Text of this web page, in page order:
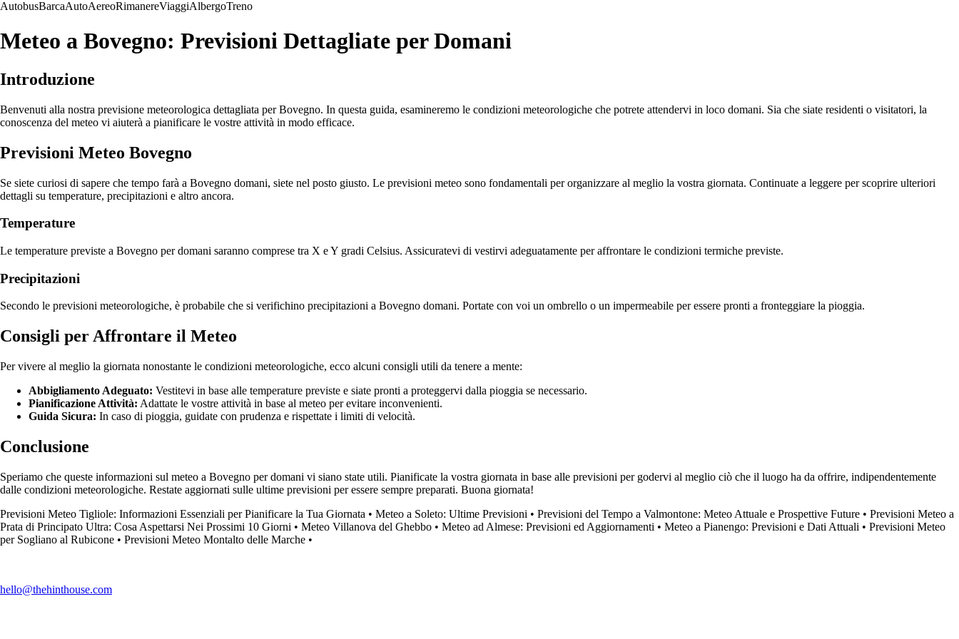
AutobusBarcaAutoAereoRimanereViaggiAlbergoTreno
Meteo a Bovegno: Previsioni Dettagliate per Domani
Introduzione
Benvenuti alla nostra previsione meteorologica dettagliata per Bovegno. In questa guida, esamineremo le condizioni meteorologiche che potrete attendervi in loco domani. Sia che siate residenti o visitatori, la
conoscenza del meteo vi aiuterà a pianificare le vostre attività in modo efficace.
Previsioni Meteo Bovegno
Se siete curiosi di sapere che tempo farà a Bovegno domani, siete nel posto giusto. Le previsioni meteo sono fondamentali per organizzare al meglio la vostra giornata. Continuate a leggere per scoprire ulteriori
dettagli su temperature, precipitazioni e altro ancora.
Temperature
Le temperature previste a Bovegno per domani saranno comprese tra X e Y gradi Celsius. Assicuratevi di vestirvi adeguatamente per affrontare le condizioni termiche previste.
Precipitazioni
Secondo le previsioni meteorologiche, è probabile che si verifichino precipitazioni a Bovegno domani. Portate con voi un ombrello o un impermeabile per essere pronti a fronteggiare la pioggia.
Consigli per Affrontare il Meteo
Per vivere al meglio la giornata nonostante le condizioni meteorologiche, ecco alcuni consigli utili da tenere a mente:
Abbigliamento Adeguato: Vestitevi in base alle temperature previste e siate pronti a proteggervi dalla pioggia se necessario.
Pianificazione Attività: Adattate le vostre attività in base al meteo per evitare inconvenienti.
Guida Sicura: In caso di pioggia, guidate con prudenza e rispettate i limiti di velocità.
Conclusione
Speriamo che queste informazioni sul meteo a Bovegno per domani vi siano state utili. Pianificate la vostra giornata in base alle previsioni per godervi al meglio ciò che il luogo ha da offrire, indipendentemente
dalle condizioni meteorologiche. Restate aggiornati sulle ultime previsioni per essere sempre preparati. Buona giornata!
Previsioni Meteo Tigliole: Informazioni Essenziali per Pianificare la Tua Giornata • Meteo a Soleto: Ultime Previsioni • Previsioni del Tempo a Valmontone: Meteo Attuale e Prospettive Future • Previsioni Meteo a
Prata di Principato Ultra: Cosa Aspettarsi Nei Prossimi 10 Giorni • Meteo Villanova del Ghebbo • Meteo ad Almese: Previsioni ed Aggiornamenti • Meteo a Pianengo: Previsioni e Dati Attuali • Previsioni Meteo
per Sogliano al Rubicone • Previsioni Meteo Montalto delle Marche •
hello@thehinthouse.com